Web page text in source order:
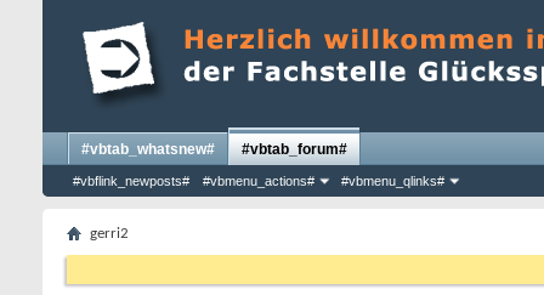
#vbtab_whatsnew# #vbtab_forum#
#vbflink_newposts# #vbmenu_actions# #vbmenu_qlinks#
gerri2